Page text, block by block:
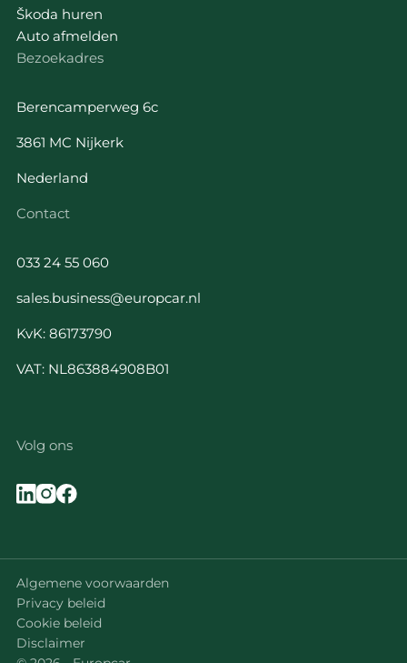
Škoda huren
Auto afmelden
Bezoekadres
Berencamperweg 6c
3861 MC Nijkerk
Nederland
Contact
033 24 55 060
sales.business@europcar.nl
KvK: 86173790
VAT: NL863884908B01
Volg ons
Algemene voorwaarden
Privacy beleid
Cookie beleid
Disclaimer